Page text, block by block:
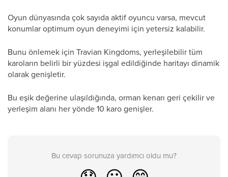
Oyun dünyasında çok sayıda aktif oyuncu varsa, mevcut
konumlar optimum oyun deneyimi için yetersiz kalabilir.
Bunu önlemek için Travian Kingdoms, yerleşilebilir tüm
karoların belirli bir yüzdesi işgal edildiğinde haritayı dinamik
olarak genişletir.
Bu eşik değerine ulaşıldığında, orman kenarı geri çekilir ve
yerleşim alanı her yönde 10 karo genişler.
Bu cevap sorunuza yardımcı oldu mu?